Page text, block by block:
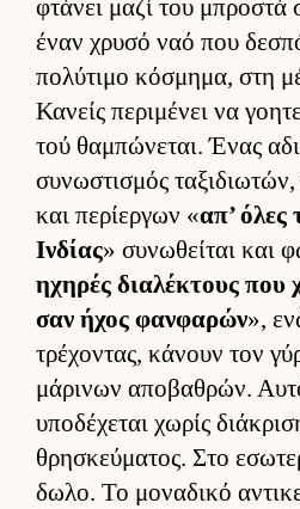
φτάνει μαζί του μπροστά
έναν χρυσό ναό που
πολύτιμο κόσμημα, στη
Κανείς περιμένει να
τού θαμπώνεται. Ένας
συνωστισμός
και περίερ­γων «απ’ όλες
Ιν­δίας» συνωθεί­ται και
ηχηρές δια­λέκτους που
σαν ήχος φαν­φαρών»,
τρέχοντας, κάνουν τον
μάρινων αποβαθρών.
υποδέχεται χωρίς
θρησκεύ­ματος. Στο
δωλο. Το μοναδικό